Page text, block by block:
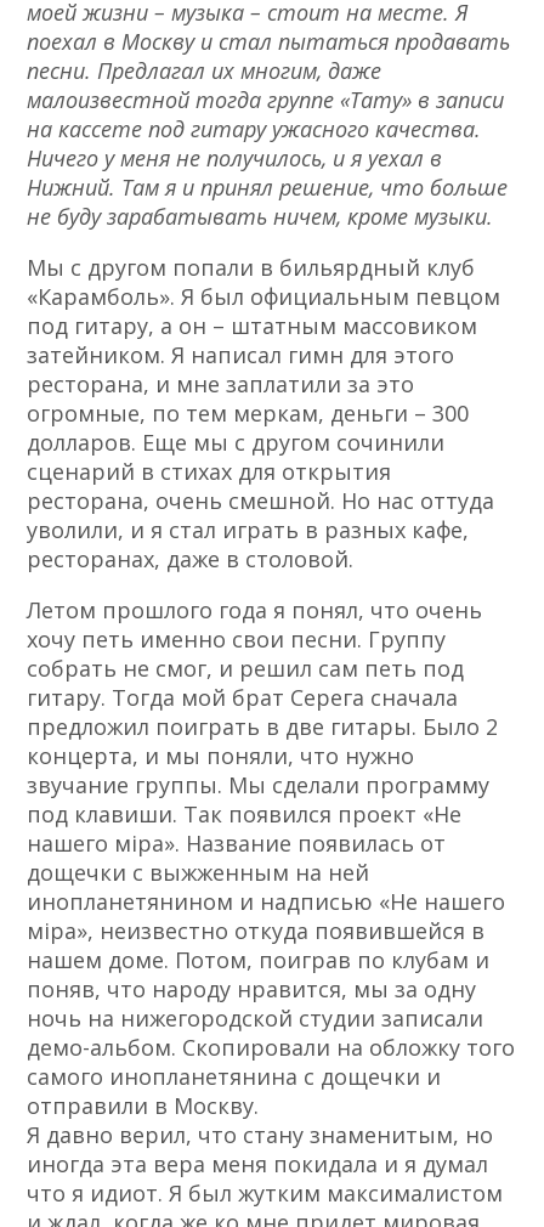
моей жизни – музыка – стоит на месте. Я
поехал в Москву и стал пытаться продавать
песни. Предлагал их многим, даже
малоизвестной тогда группе «Тату» в записи
на кассете под гитару ужасного качества.
Ничего у меня не получилось, и я уехал в
Нижний. Там я и принял решение, что больше
не буду зарабатывать ничем, кроме музыки.
Мы с другом попали в бильярдный клуб
«Карамболь». Я был официальным певцом
под гитару, а он – штатным массовиком
затейником. Я написал гимн для этого
ресторана, и мне заплатили за это
огромные, по тем меркам, деньги – 300
долларов. Еще мы c другом сочинили
сценарий в стихах для открытия
ресторана, очень смешной. Но нас оттуда
уволили, и я стал играть в разных кафе,
ресторанах, даже в столовой.
Летом прошлого года я понял, что очень
хочу петь именно свои песни. Группу
собрать не смог, и решил сам петь под
гитару. Тогда мой брат Серега сначала
предложил поиграть в две гитары. Было 2
концерта, и мы поняли, что нужно
звучание группы. Мы сделали программу
под клавиши. Так появился проект «Не
нашего мiра». Название появилась от
дощечки с выжженным на ней
инопланетянином и надписью «Не нашего
мiра», неизвестно откуда появившейся в
нашем доме. Потом, поиграв по клубам и
поняв, что народу нравится, мы за одну
ночь на нижегородской студии записали
демо-альбом. Скопировали на обложку того
самого инопланетянина с дощечки и
отправили в Москву.
Я давно верил, что стану знаменитым, но
иногда эта вера меня покидала и я думал
что я идиот. Я был жутким максималистом